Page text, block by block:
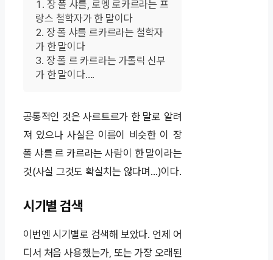
장 폴 샤를, 로멩 로카르라는 프
랑스 철학자가 한 말이다
장 폴 샤를 르카르라는 철학자
가 한 말이다
장 폴 르 카르라는 가톨릭 신부
가 한 말이다….
공통적인 것은 사르트르가 한 말로 알려
져 있으나 사실은 이름이 비슷한 이 장
폴 샤를 르 카르라는 사람이 한 말이라는
것(사실 그것도 확실치는 않다며…)이다.
시기별 검색
이번엔 시기별로 검색해 보았다. 언제 어
디서 처음 사용했는가, 또는 가장 오래된